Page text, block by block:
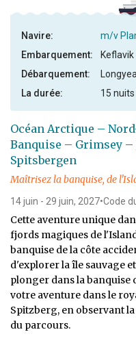
Océan Arctique –
Banquise – Grimsey –
Spitsbergen
Maîtrisez la banquise, de
14 juin - 29 juin, 2027•Code
Cette aventure unique
fjords magiques de
banquise de la côte
d'explorer la île sauvage
plonger dans la banquise
votre aventure dans le
Spitzberg, en observant
du parcours.
Navire:
m/v
Embarquement:
Keflavik
Débarquement:
La durée:
15 nuits